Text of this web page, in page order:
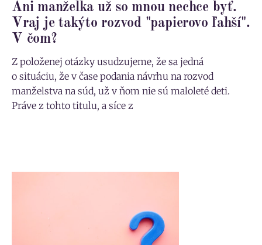
Ani manželka už so mnou nechce byť.
Vraj je takýto rozvod "papierovo ľahší".
V čom?
Z položenej otázky usudzujeme, že sa jedná
o situáciu, že v čase podania návrhu na rozvod
manželstva na súd, už v ňom nie sú maloleté deti.
Práve z tohto titulu, a síce z